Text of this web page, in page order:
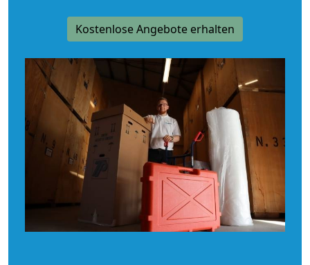
Kostenlose Angebote erhalten